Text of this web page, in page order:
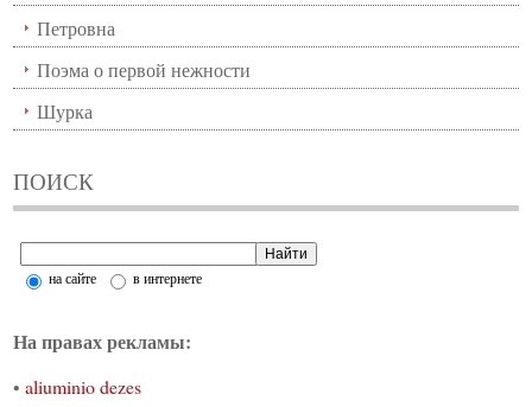
Петровна
Поэма о первой нежности
Шурка
ПОИСК
на сайте в интернете
На правах рекламы:
•aliuminio dezes